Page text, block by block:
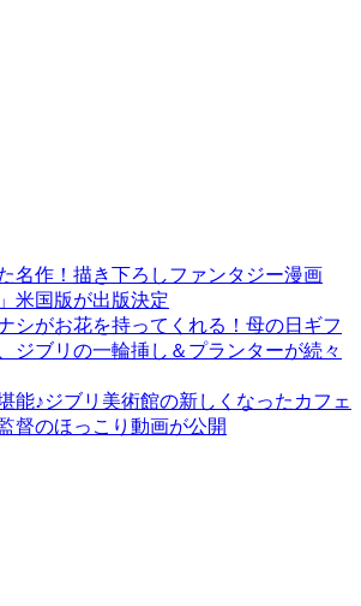
名作！描き下ろしファンタジー漫画
米国版が出版決定
シがお花を持ってくれる！母の日ギフ
ジブリの一輪挿し＆プランターが続々
能♪ジブリ美術館の新しくなったカフェ
督のほっこり動画が公開